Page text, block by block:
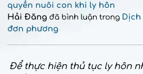
quyền nuôi con khi ly hôn
Hải Đăng đã bình luận trong
đơn phương
Để thực hiện thủ tục ly hôn